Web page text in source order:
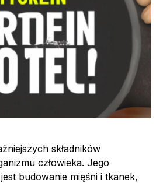
składników
człowieka. Jego
budowanie mięśni i tkanek,